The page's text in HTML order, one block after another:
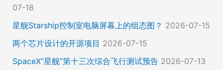
07-18
星舰Starship控制室电脑屏幕上的组态图？ 2026-07-15
两个芯片设计的开源项目 2026-07-15
SpaceX“星舰”第十三次综合飞行测试预告 2026-07-13